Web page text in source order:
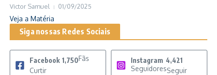
Victor Samuel 01/09/2025
Veja a Matéria
Siga nossas Redes Sociais
Facebook 1,750Fãs
Curtir
Instagram 4,421
SeguidoresSeguir